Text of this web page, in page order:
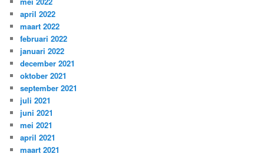
april 2022
maart 2022
februari 2022
januari 2022
december 2021
oktober 2021
september 2021
juli 2021
juni 2021
mei 2021
april 2021
maart 2021